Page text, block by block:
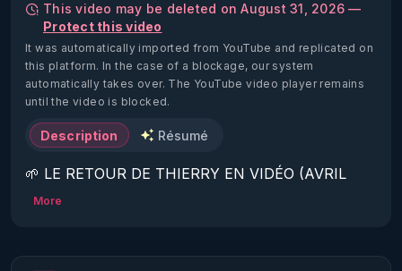
This video may be deleted on August 31, 2026 —
Protect this video
It was automatically imported from YouTube and replicated on
this platform. In the case of a blockage, our system
automatically takes over. The YouTube video player remains
until the video is blocked.
Description Résumé
🌱 LE RETOUR DE THIERRY EN VIDÉO (AVRIL
2022)!
https://www.rgnr.fr/presentation.html
More